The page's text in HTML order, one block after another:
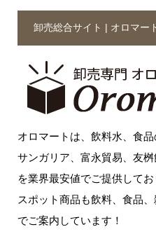
卸売総合サイト | オロマー
オロマートは、飲料水、食品
サンガリア、富永貿易、友
を業界最安値でご提供してお
スポット商品も飲料、食品
でご案内しています！